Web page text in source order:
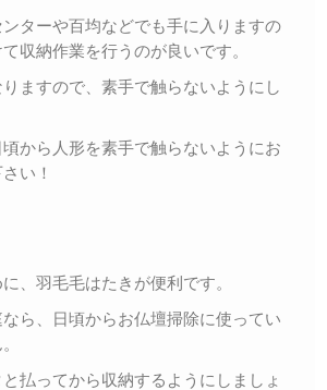
ターや百均などでも手に入りますの
収納作業を行うのが良いです。
ますので、素手で触らないようにし
から人形を素手で触らないようにお
い！
、羽毛毛はたきが便利です。
ら、日頃からお仏壇掃除に使ってい
払ってから収納するようにしましょ